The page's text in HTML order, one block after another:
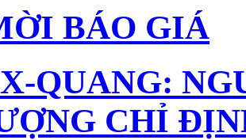
BÁO GIÁ
QUANG:
CHỈ